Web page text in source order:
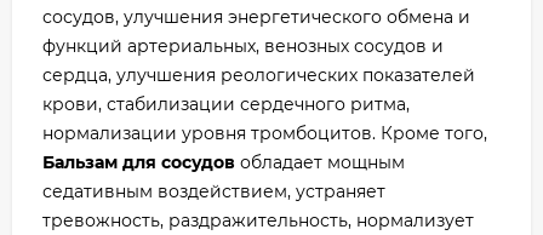
сосудов, улучшения энергетического обмена и
функций артериальных, венозных сосудов и
сердца, улучшения реологических показателей
крови, стабилизации сердечного ритма,
нормализации уровня тромбоцитов. Кроме того,
Бальзам для сосудов обладает мощным
седативным воздействием, устраняет
тревожность, раздражительность, нормализует